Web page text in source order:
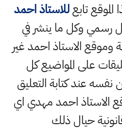
الموقع تابعللاستاذ احمد
رسمي وكل ما ينشر في
وموقع الاستاذ احمد غير
على المواضيع كل
عند كتابة التعليق
الاستاذ احمد مهدي اي
حيال ذلك